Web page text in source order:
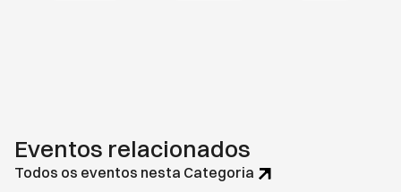
Eventos relacionados
Todos os eventos nesta Categoria